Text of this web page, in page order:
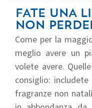
FATE UNA
NON
Come per la
meglio avere un
volete avere.
consiglio:
fragranze non